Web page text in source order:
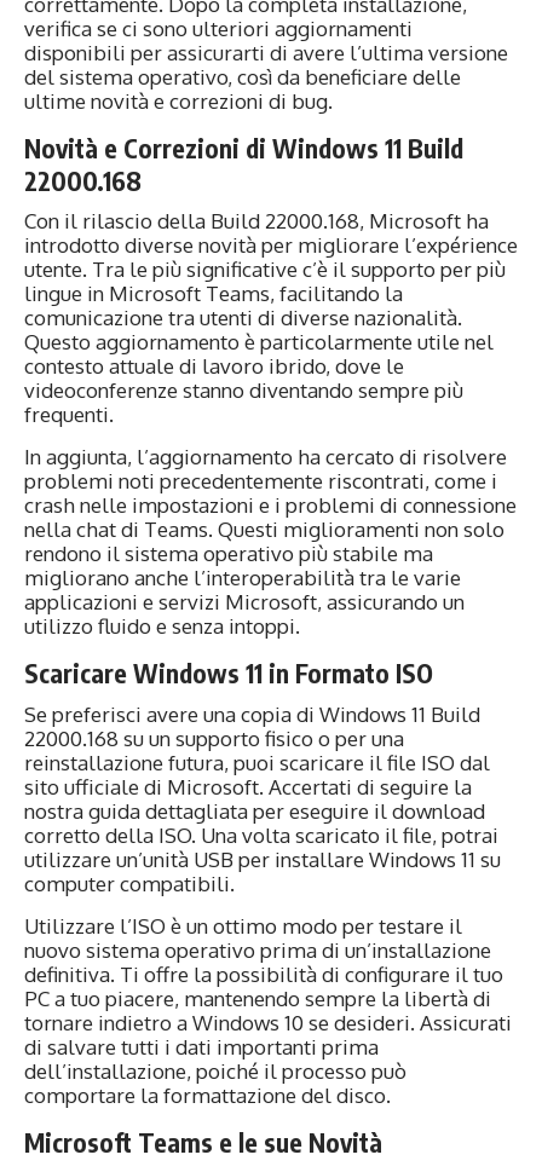
verifica se ci sono ulteriori aggiornamenti
disponibili per assicurarti di avere l’ultima versione
del sistema operativo, così da beneficiare delle
ultime novità e correzioni di bug.
Novità e Correzioni di Windows 11 Build
22000.168
Con il rilascio della Build 22000.168, Microsoft ha
introdotto diverse novità per migliorare l’expérience
utente. Tra le più significative c’è il supporto per più
lingue in Microsoft Teams, facilitando la
comunicazione tra utenti di diverse nazionalità.
Questo aggiornamento è particolarmente utile nel
contesto attuale di lavoro ibrido, dove le
videoconferenze stanno diventando sempre più
frequenti.
In aggiunta, l’aggiornamento ha cercato di risolvere
problemi noti precedentemente riscontrati, come i
crash nelle impostazioni e i problemi di connessione
nella chat di Teams. Questi miglioramenti non solo
rendono il sistema operativo più stabile ma
migliorano anche l’interoperabilità tra le varie
applicazioni e servizi Microsoft, assicurando un
utilizzo fluido e senza intoppi.
Scaricare Windows 11 in Formato ISO
Se preferisci avere una copia di Windows 11 Build
22000.168 su un supporto fisico o per una
reinstallazione futura, puoi scaricare il file ISO dal
sito ufficiale di Microsoft. Accertati di seguire la
nostra guida dettagliata per eseguire il download
corretto della ISO. Una volta scaricato il file, potrai
utilizzare un’unità USB per installare Windows 11 su
computer compatibili.
Utilizzare l’ISO è un ottimo modo per testare il
nuovo sistema operativo prima di un’installazione
definitiva. Ti offre la possibilità di configurare il tuo
PC a tuo piacere, mantenendo sempre la libertà di
tornare indietro a Windows 10 se desideri. Assicurati
di salvare tutti i dati importanti prima
dell’installazione, poiché il processo può
comportare la formattazione del disco.
Microsoft Teams e le sue Novità